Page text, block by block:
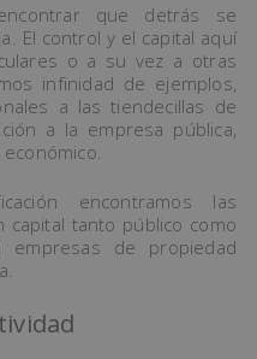
que detrás se
El control y el capital aquí
o a su vez a otras
infinidad de ejemplos,
a las tiendecillas de
a la empresa pública,
encontramos las
capital tanto público como
empresas de propiedad